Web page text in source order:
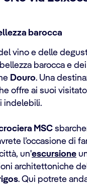
barocca
vino e delle
barocca e
Douro. Una
offre ai suoi
indelebili.
MSC
l’occasione di
un'escursione
architettoniche
. Qui potrete